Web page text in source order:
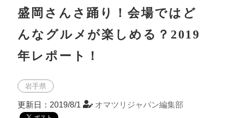
盛岡さんさ踊り！会場ではど
んなグルメが楽しめる？2019
年レポート！
岩手県
更新日：2019/8/1 オマツリジャパン編集部